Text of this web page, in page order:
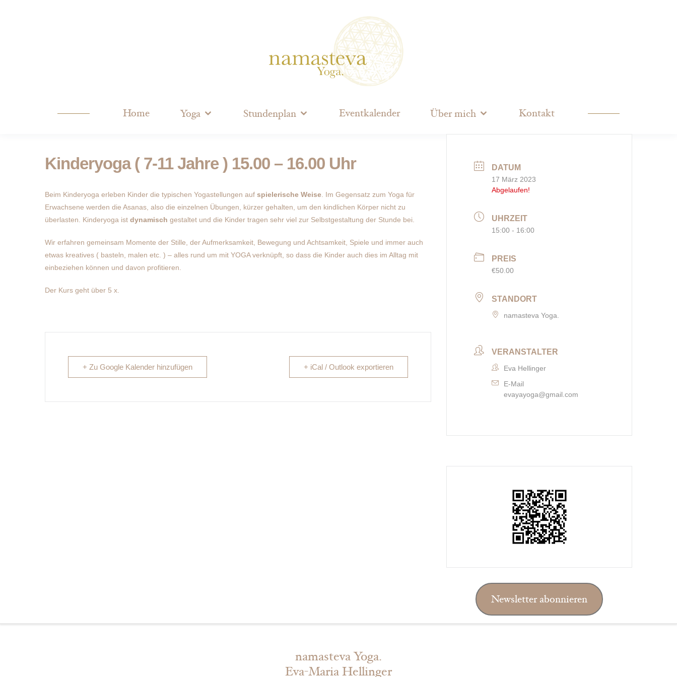
Home Yoga Stundenplan Eventkalender Über mich Kontakt
Kinderyoga ( 7-11 Jahre ) 15.00 – 16.00 Uhr
Beim Kinderyoga erleben Kinder die typischen Yogastellungen auf spielerische Weise . Im Gegensatz zum Yoga für
Erwachsene werden die Asanas, also die einzelnen Übungen, kürzer gehalten, um den kindlichen Körper nicht zu
überlasten. Kinderyoga ist dynamisch gestaltet und die Kinder tragen sehr viel zur Selbstgestaltung der Stunde bei.
Wir erfahren gemeinsam Momente der Stille, der Aufmerksamkeit, Bewegung und Achtsamkeit, Spiele und immer auch
etwas kreatives ( basteln, malen etc. ) – alles rund um mit YOGA verknüpft, so dass die Kinder auch dies im Alltag mit
einbeziehen können und davon profitieren.
Der Kurs geht über 5 x.
+ Zu Google Kalender hinzufügen + iCal / Outlook exportieren
DATUM
17 März 2023
Abgelaufen!
UHRZEIT
15:00 - 16:00
PREIS
€50.00
STANDORT
namasteva Yoga.
VERANSTALTER
Eva Hellinger
E-Mail
evayayoga@gmail.com
Newsletter abonnieren
namasteva Yoga.
Eva-Maria Hellinger